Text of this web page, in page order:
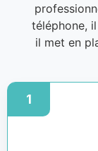
téléphone,
il met en
1